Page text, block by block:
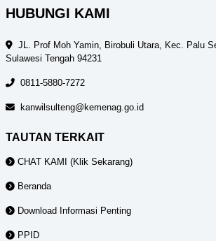
HUBUNGI KAMI
JL. Prof Moh Yamin, Birobuli Utara, Kec. Palu
Sulawesi Tengah 94231
0811-5880-7272
kanwilsulteng@kemenag.go.id
TAUTAN TERKAIT
CHAT KAMI (Klik Sekarang)
Beranda
Download Informasi Penting
PPID